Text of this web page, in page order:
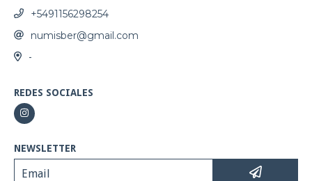
+5491156298254
numisber@gmail.com
-
REDES SOCIALES
NEWSLETTER